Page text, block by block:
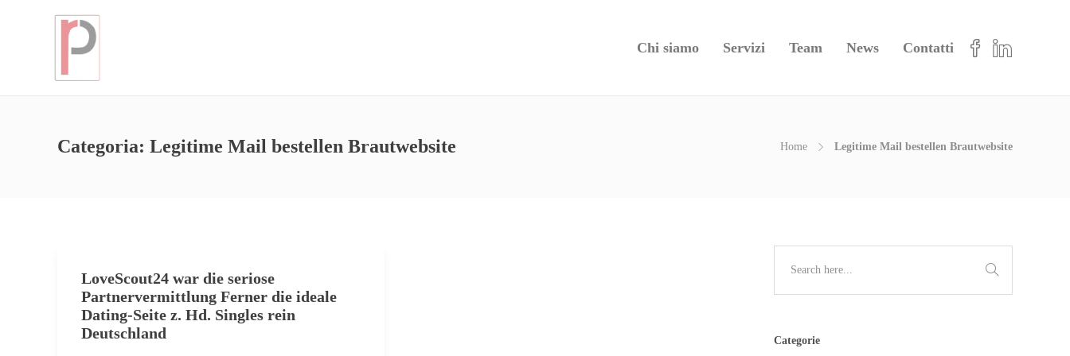
Chi siamo Servizi Team News Contatti
Categoria: Legitime Mail bestellen Brautwebsite Home Legitime Mail bestellen Brautwebsite
LoveScout24 war die seriose
Partnervermittlung Ferner die ideale
Dating-Seite z. Hd. Singles rein
Deutschland
Categorie